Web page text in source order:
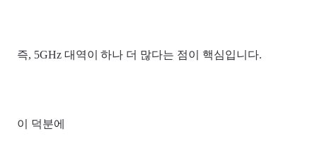
즉, 5GHz 대역이 하나 더 많다는 점이 핵심입니다.
이 덕분에